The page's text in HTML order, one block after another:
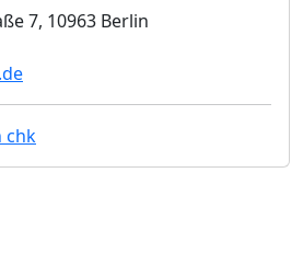
7, 10963 Berlin
chk